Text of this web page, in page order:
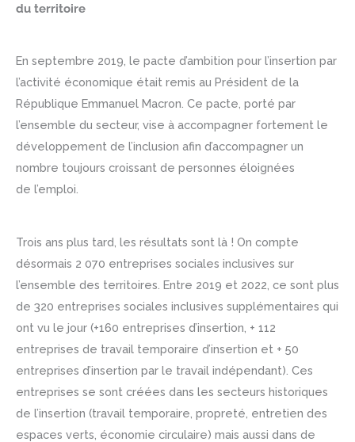
du territoire
En septembre 2019, le pacte d’ambition pour l’insertion par
l’activité économique était remis au Président de la
République Emmanuel Macron. Ce pacte, porté par
l’ensemble du secteur, vise à accompagner fortement le
développement de l’inclusion afin d’accompagner un
nombre toujours croissant de personnes éloignées
de l’emploi.
Trois ans plus tard, les résultats sont là ! On compte
désormais 2 070 entreprises sociales inclusives sur
l’ensemble des territoires. Entre 2019 et 2022, ce sont plus
de 320 entreprises sociales inclusives supplémentaires qui
ont vu le jour (+160 entreprises d’insertion, + 112
entreprises de travail temporaire d’insertion et + 50
entreprises d’insertion par le travail indépendant). Ces
entreprises se sont créées dans les secteurs historiques
de l’insertion (travail temporaire, propreté, entretien des
espaces verts, économie circulaire) mais aussi dans de